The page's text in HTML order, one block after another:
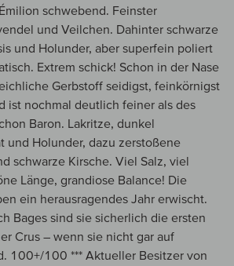
schwebend. Feinster
und Veilchen. Dahinter schwarze
und Holunder, aber superfein poliert
Extrem schick! Schon in der Nase
Gerbstoff seidigst, feinkörnigst
ist nochmal deutlich feiner als des
Baron. Lakritze, dunkel
und Holunder, dazu zerstoßene
schwarze Kirsche. Viel Salz, viel
Länge, grandiose Balance! Die
ein herausragendes Jahr erwischt.
Bages sind sie sicherlich die ersten
Crus – wenn sie nicht gar auf
100+/100 *** Aktueller Besitzer von